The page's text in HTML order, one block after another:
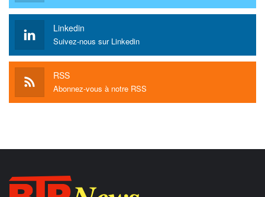
Linkedin
Suivez-nous sur Linkedin
RSS
Abonnez-vous à notre RSS